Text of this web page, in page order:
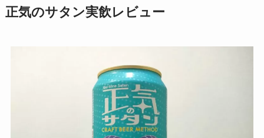
正気のサタン実飲レビュー